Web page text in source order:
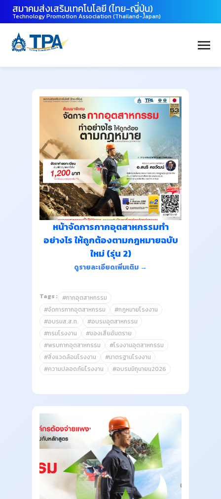
สมาคมส่งเสริมเทคโนโลยี (ไทย-ญี่ปุ่น)
Technology Promotion Association (Thailand-Japan)
หน้าจัดการกากอุตสาหกรรมทำ
อย่างไร ให้ถูกต้องตามกฎหมายฉบับ
ใหม่ (รุ่น 2)
ดูรายละเอียดเพิ่มเติม →
Tags : #กากอุตสาหกรรม
#จัดการกากอุตสาหกรรม
#กฎหมายโรงงาน
#อบรมส.ส.ท.
#อบรมอุตสาหกรรม
#กรมโรงงาน
#ของเสียอันตราย
#พรบกากอุตสาหกรรม
#โรงงานอุตสาหกรรม
#สิ่งแวดล้อมโรงงาน
#มาตรฐานโรงงาน
#ความปลอดภัยโรงงาน
#อบรมมิถุนายน2026